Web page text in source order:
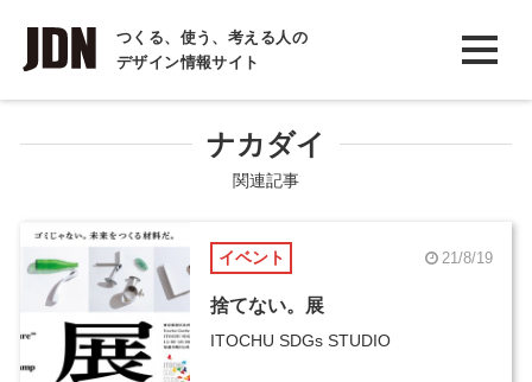
つくる、使う、考える人の
デザイン情報サイト
INTERVIEW
インタビュー
COLUMN
コラム
ナカダイ
関連記事
イベント 21/8/19
捨てない。展
ITOCHU SDGs STUDIO